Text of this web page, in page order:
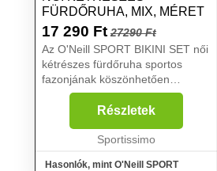
FÜRDŐRUHA, MIX, MÉRET
17 290 Ft 27290 Ft
Az O'Neill SPORT BIKINI SET női
kétrészes fürdőruha sportos
fazonjának köszönhetően
bármilyen vízi tevékenységhez
ideális. A sportmelltartó stílusú
felső állítható vállpántokkal és
kivehető párnákkal ...
Részletek
Sportissimo
Hasonlók, mint O'Neill SPORT